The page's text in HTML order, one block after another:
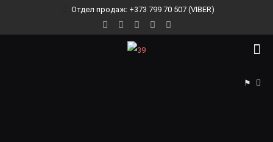
Отдел продаж: +373 799 70 507 (VIBER)
⚑